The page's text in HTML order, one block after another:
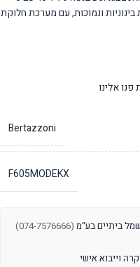
ונמוכות, עם מערכת חלוקת
אלינו
Bertazzoni
F605MODEKX
ביתיים בע"מ (074-7576666)